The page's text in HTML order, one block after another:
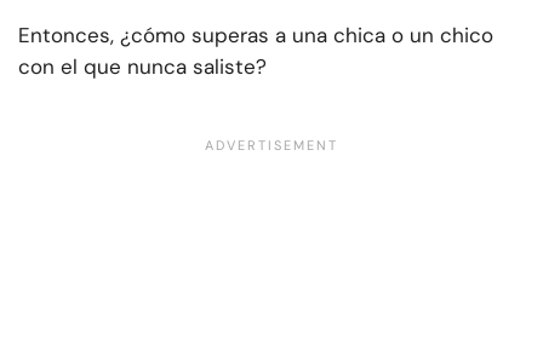
Entonces, ¿cómo superas a una chica o un chico
con el que nunca saliste?